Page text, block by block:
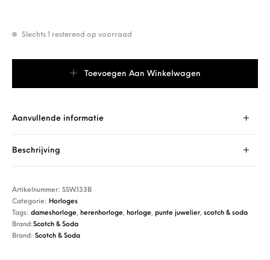
Slechts 1 resterend op voorraad
Toevoegen Aan Winkelwagen
Aanvullende informatie
Beschrijving
Artikelnummer:SSW.133B
Categorie: Horloges
Tags:dameshorloge, herenhorloge, horloge, punte juwelier,scotch & soda
Brand:Scotch & Soda
Brand:Scotch & Soda